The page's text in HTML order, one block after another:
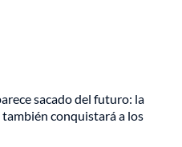
sacado del futuro: la
conquistará a los